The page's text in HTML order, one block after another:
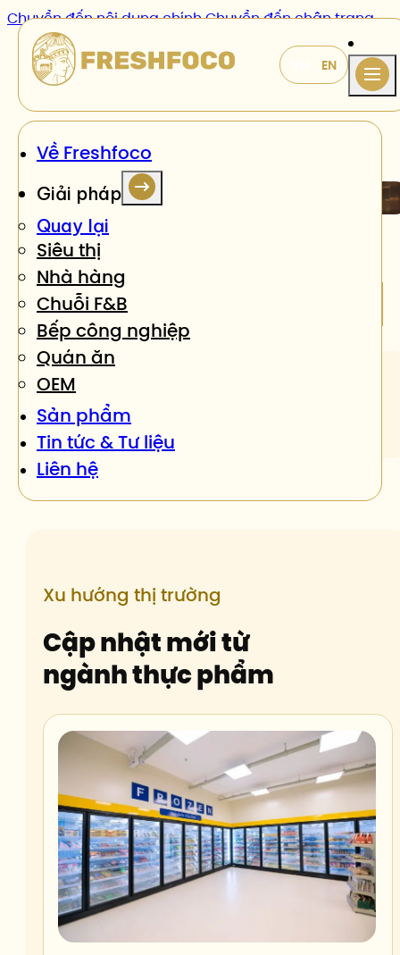
Chuyển đến nội dung chínhChuyển đến chân trang
Về Freshfoco
Giải pháp
Quay lại
Siêu thị
Nhà hàng
Chuỗi F&B
Bếp công nghiệp
Quán ăn
OEM
Sản phẩm
Tin tức & Tư liệu
Liên hệ
MLA
Xu hướng
tức
Case study
Xu hướng thị trường
Cập nhật mới từ
ngành thực phẩm